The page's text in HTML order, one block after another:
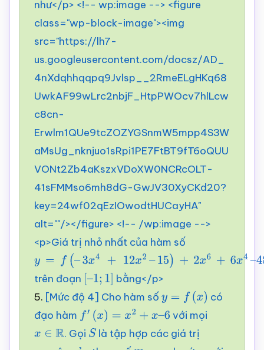
như</p> <!-- wp:image --> <figure
class="wp-block-image"><img
src="https://lh7-
us.googleusercontent.com/docsz/AD_
4nXdqhhqqpq9Jvlsp__2RmeELgHKq68
UwkAF99wLrc2nbjF_HtpPWOcv7hlLcw
c8cn-
Erwlm1QUe9tcZOZYGSnmW5mpp4S3W
aMsUg_nknjuo1sRpi1PE7FtBT9fT6oQUU
VONt2Zb4aKszxVDoXW0NCRcOLT-
41sFMMso6mh8dG-GwJV30XyCKd20?
key=24wf02qEzIOwodtHUCayHA"
alt=""/></figure> <!-- /wp:image -->
<p>Giá trị nhỏ nhất của hàm số
y =f( –
3x4 +12x2 –
15 )+2x6+6 x4 –
48x 2
trên đoạn [–1;1 ] bằng</p>
5. [Mức độ 4] Cho hàm số y =f( x )
có
đạo hàm f′( x)= x2 +x–6
với mọi
x∈R . Gọi S là tập hợp các giá trị